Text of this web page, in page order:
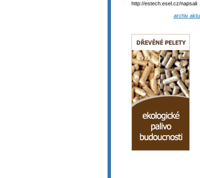
http://estech.esel.cz/napsali
archiv